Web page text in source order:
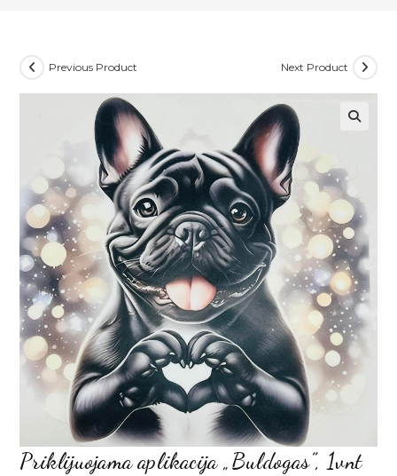
Previous Product Next Product
Priklijuojama aplikacija „Buldogas”, 1vnt